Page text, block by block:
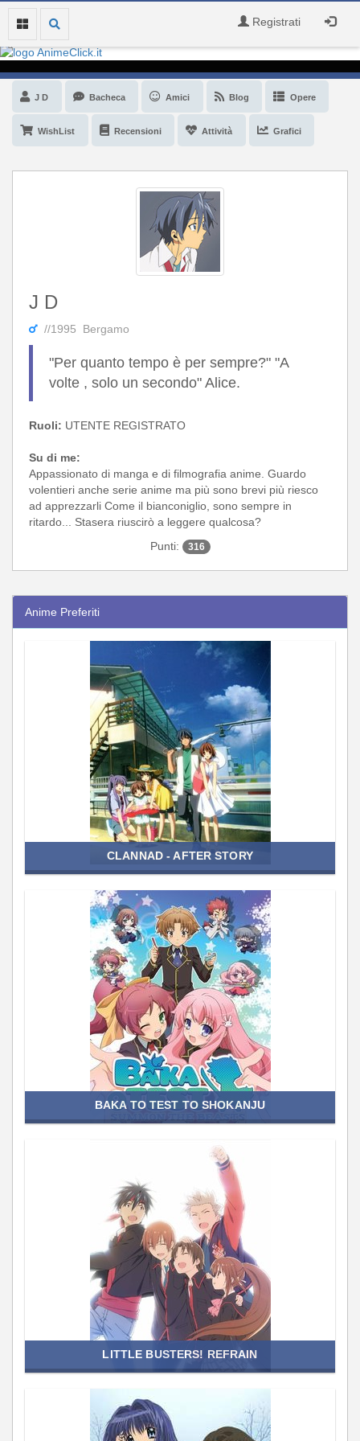
Registrati
J D Bacheca Amici Blog Opere
WishList Recensioni Attività Grafici
J D
//1995 Bergamo
"Per quanto tempo è per sempre?" "A
volte , solo un secondo" Alice.
Ruoli: UTENTE REGISTRATO
Su di me:
Appassionato di manga e di filmografia anime. Guardo
volentieri anche serie anime ma più sono brevi più riesco
ad apprezzarli Come il bianconiglio, sono sempre in
ritardo... Stasera riuscirò a leggere qualcosa?
Punti:
316
Anime Preferiti
CLANNAD - AFTER STORY
BAKA TO TEST TO SHOKANJU
LITTLE BUSTERS! REFRAIN